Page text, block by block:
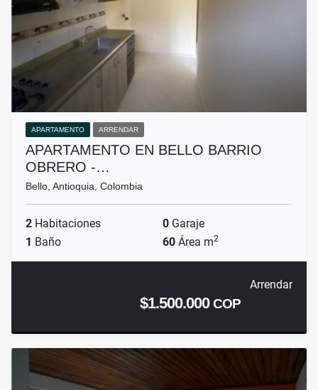
APARTAMENTO ARRENDAR
APARTAMENTO EN BELLO BARRIO
OBRERO -…
Bello, Antioquia, Colombia
2 Habitaciones 0 Garaje
1 Baño 60 Área m2
Arrendar
$1.500.000COP